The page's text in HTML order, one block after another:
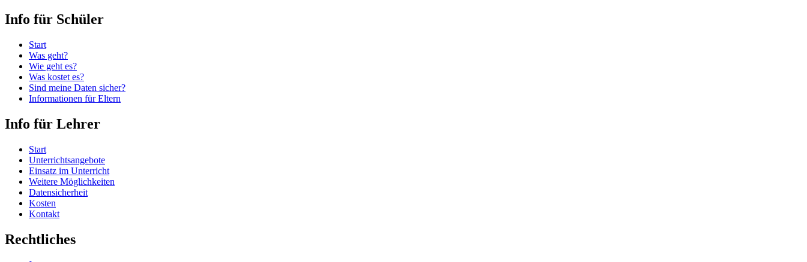
Info für Schüler
Start
Was geht?
Wie geht es?
Was kostet es?
Sind meine Daten sicher?
Informationen für Eltern
Info für Lehrer
Start
Unterrichtsangebote
Einsatz im Unterricht
Weitere Möglichkeiten
Datensicherheit
Kosten
Kontakt
Rechtliches